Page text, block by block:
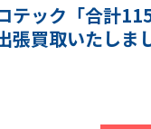
テック「合計
張買取いたしま